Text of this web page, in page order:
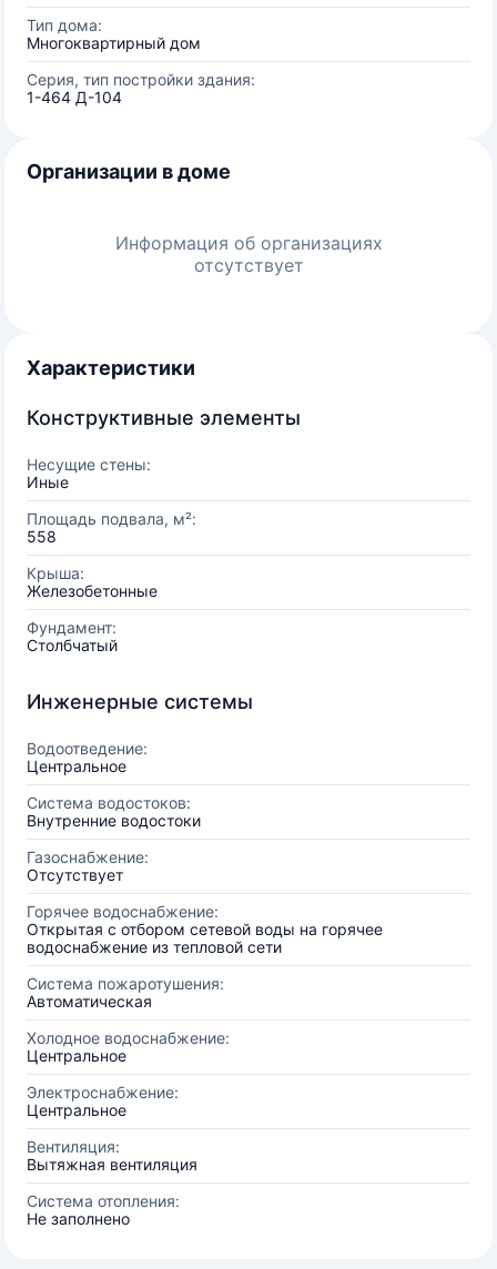
Тип дома:
Многоквартирный дом
Серия, тип постройки здания:
1-464 Д-104
Организации в доме
Информация об организациях
отсутствует
Характеристики
Конструктивные элементы
Несущие стены:
Иные
Площадь подвала, м²:
558
Крыша:
Железобетонные
Фундамент:
Столбчатый
Инженерные системы
Водоотведение:
Центральное
Система водостоков:
Внутренние водостоки
Газоснабжение:
Отсутствует
Горячее водоснабжение:
Открытая с отбором сетевой воды на горячее
водоснабжение из тепловой сети
Система пожаротушения:
Автоматическая
Холодное водоснабжение:
Центральное
Электроснабжение:
Центральное
Вентиляция:
Вытяжная вентиляция
Система отопления:
Не заполнено